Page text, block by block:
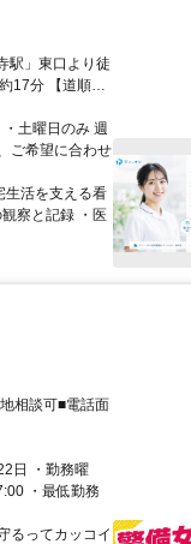
の中にある
土曜日のみ 週
ご希望に合わせ
生活を支える看
察と記録 ・医
相談可■電話面
日 ・勤務曜
・最低勤務
るってカッコイ